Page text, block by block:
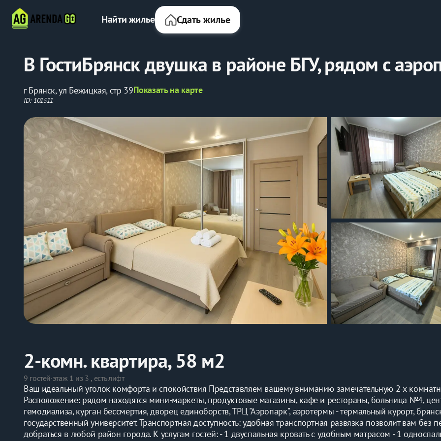
Найти жилье Сдать жилье
В ГостиБрянск двушка в районе БГУ, рядом с
г Брянск, ул Бежицкая, стр 39Показать на карте
ID: 101511
2-комн. квартира, 58 м2
9 гостей·этаж 1 из 3 , есть лифт
Ваш идеальный уголок комфорта и спокойствия Представляем вашему вниманию замечательную 2-х
Расположение: рядом находятся мини-маркеты, продуктовые магазины, кафе и рестораны, больница №4,
гемодиализа, курган бессмертия, дворец единоборств, ТРЦ "Аэропарк", аэротермы - термальный курорт,
государственный университет. Транспортная доступность: удобная транспортная развязка позволит вам без
добраться в любой район города. К услугам гостей: - 1 двуспальная кровать с удобным матрасом - 1